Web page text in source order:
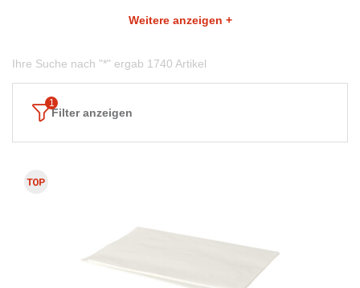
Weitere anzeigen +
Ihre Suche nach "*" ergab 1740 Artikel
Filter anzeigen